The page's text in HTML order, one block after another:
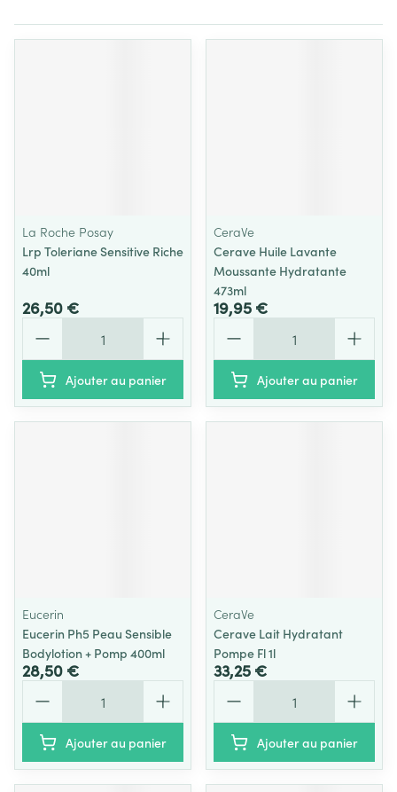
La Roche Posay
Lrp Toleriane Sensitive Riche
40ml
26,50 €
Ajouter au panier
CeraVe
Cerave Huile Lavante
Moussante Hydratante
473ml
19,95 €
Ajouter au panier
Eucerin
Eucerin Ph5 Peau Sensible
Bodylotion + Pomp 400ml
28,50 €
Ajouter au panier
CeraVe
Cerave Lait Hydratant
Pompe Fl 1l
33,25 €
Ajouter au panier